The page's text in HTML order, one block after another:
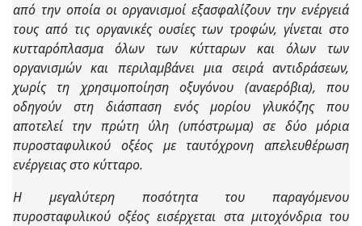
από την οποία οι οργανισμοί εξασφαλίζουν την ενέργειά
τους από τις οργανικές ουσίες των τροφών, γίνεται στο
κυτταρόπλασµα όλων των κύτταρων και όλων των
οργανισμών και περιλαμβάνει µια σειρά αντιδράσεων,
χωρίς τη χρησιµοποίηση οξυγόνου (αναερόβια), που
οδηγούν στη διάσπαση ενός µορίου γλυκόζης που
αποτελεί την πρώτη ύλη (υπόστρωμα) σε δύο µόρια
πυροσταφυλικού οξέος με ταυτόχρονη απελευθέρωση
ενέργειας στο κύτταρο.
Η μεγαλύτερη ποσότητα του παραγόμενου
πυροσταφυλικού οξέος εισέρχεται στα μιτοχόνδρια του